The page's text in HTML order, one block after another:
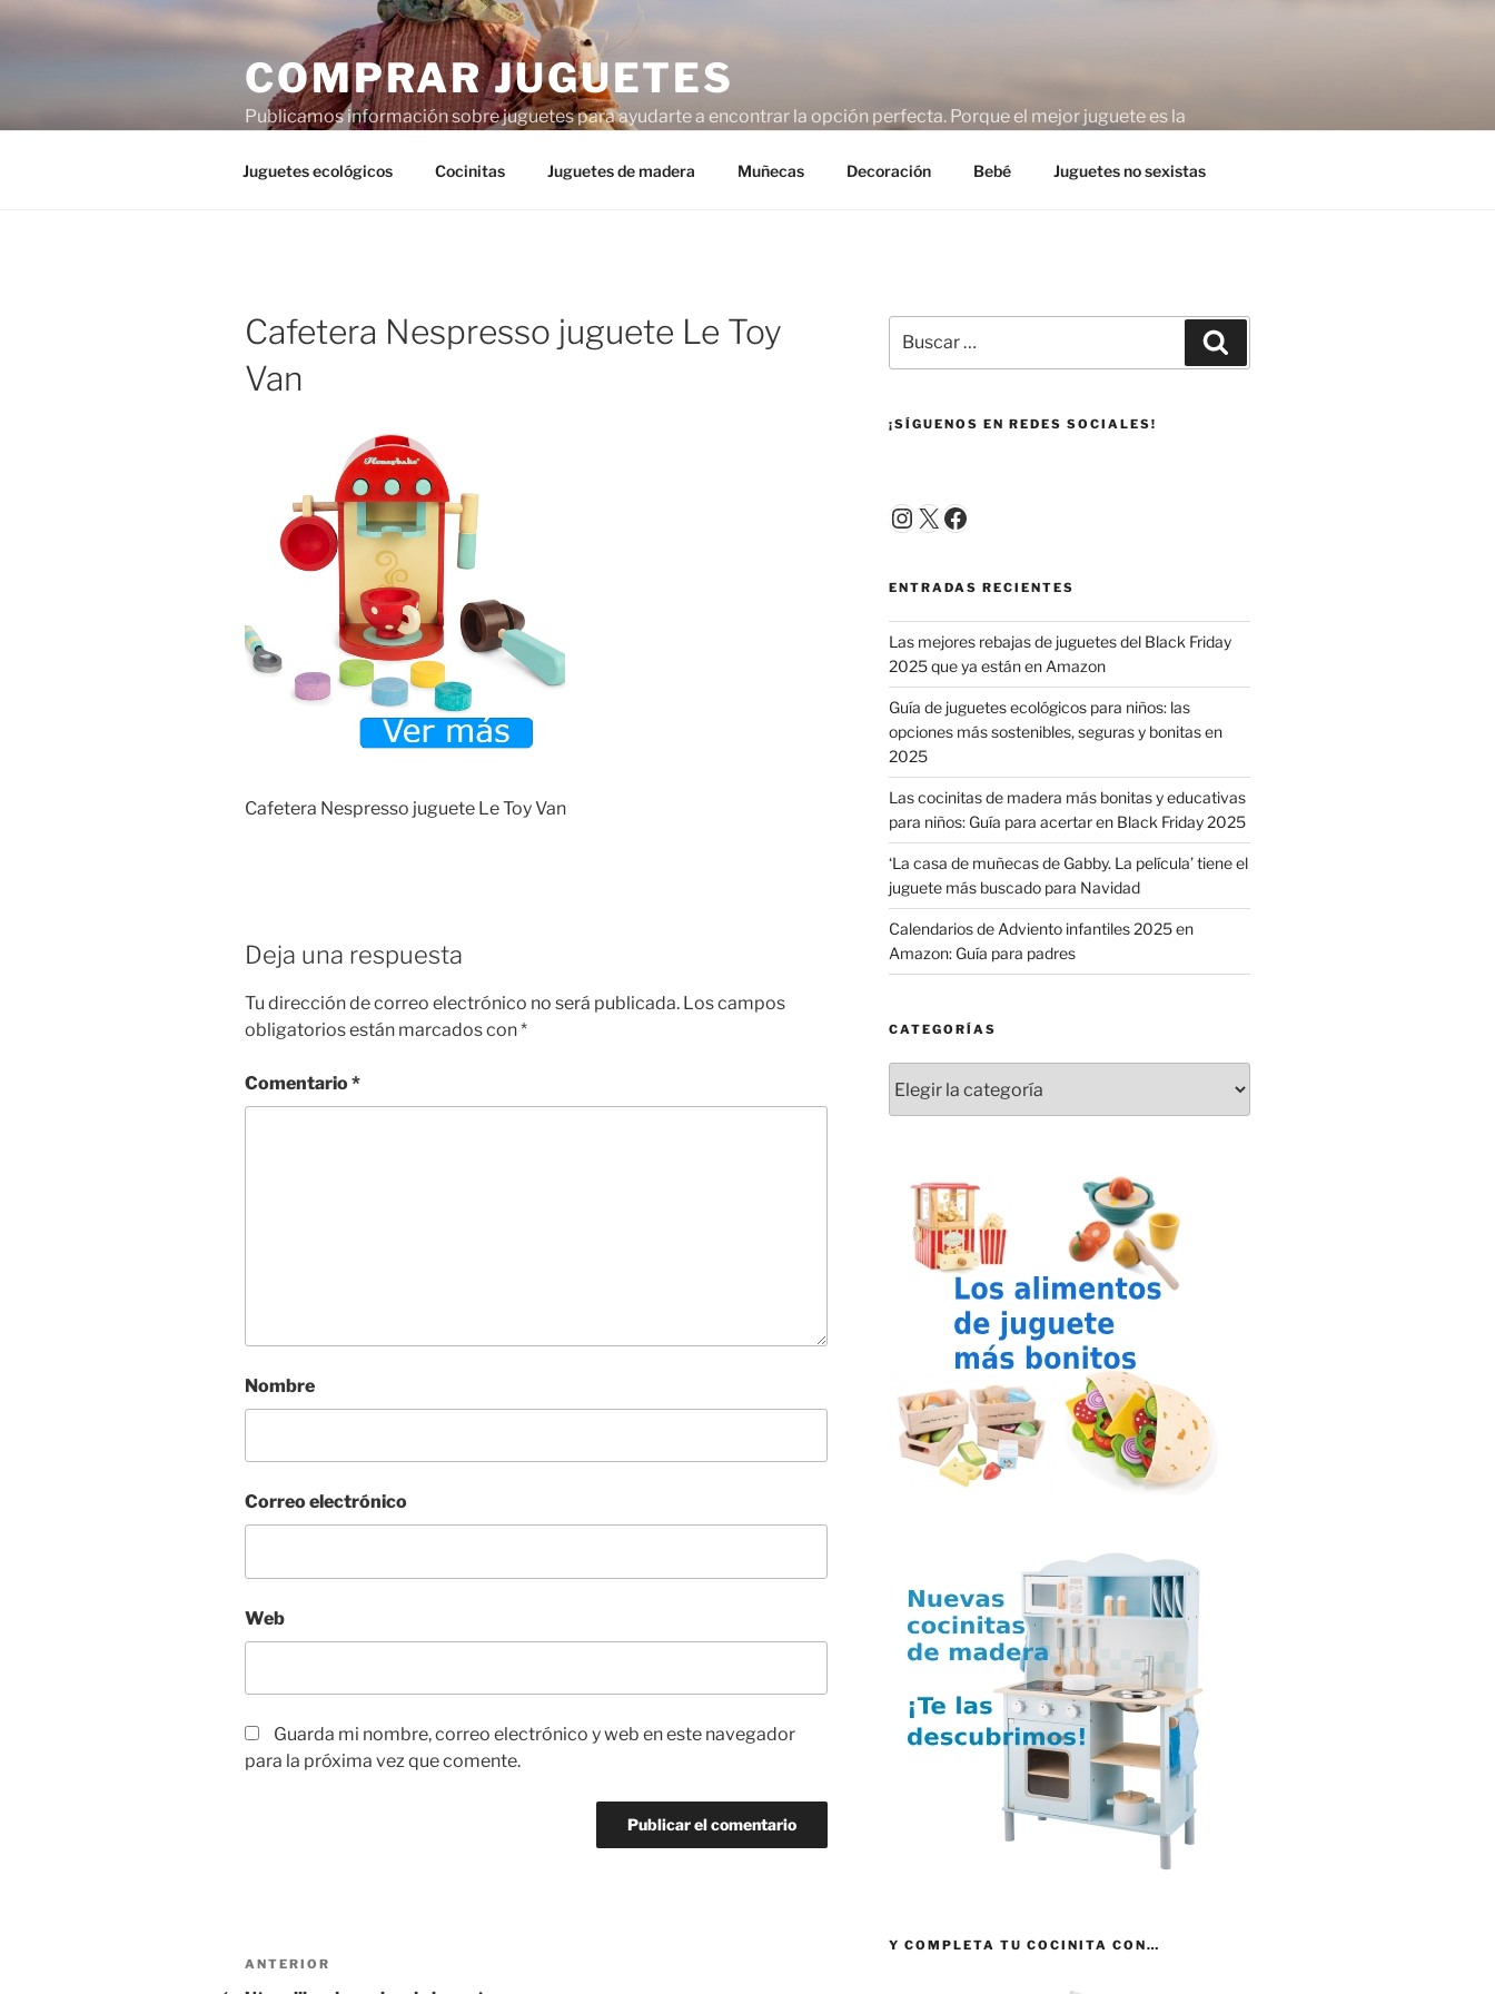
COMPRAR JUGUETES
Publicamos información sobre juguetes para ayudarte a encontrar la opción perfecta. Porque el mejor juguete es la
Juguetes ecológicos Cocinitas Juguetes de madera Muñecas Decoración Bebé Juguetes no sexistas
Cafetera Nespresso juguete Le Toy
Van
Cafetera Nespresso juguete Le Toy Van
Deja una respuesta
Tu dirección de correo electrónico no será publicada. Los campos
obligatorios están marcados con*
Comentario*
Nombre
Correo electrónico
Web
Guarda mi nombre, correo electrónico y web en este navegador
para la próxima vez que comente.
Navegación
Entrada
ANTERIOR
por:
¡SÍGUENOS EN REDES SOCIALES!
Instagram
X Facebook
ENTRADAS RECIENTES
Las mejores rebajas de juguetes del Black Friday
2025 que ya están en Amazon
Guía de juguetes ecológicos para niños: las
opciones más sostenibles, seguras y bonitas en
2025
Las cocinitas de madera más bonitas y educativas
para niños: Guía para acertar en Black Friday 2025
‘La casa de muñecas de Gabby. La película’ tiene el
juguete más buscado para Navidad
Calendarios de Adviento infantiles 2025 en
Amazon: Guía para padres
CATEGORÍAS
Y COMPLETA TU COCINITA CON…